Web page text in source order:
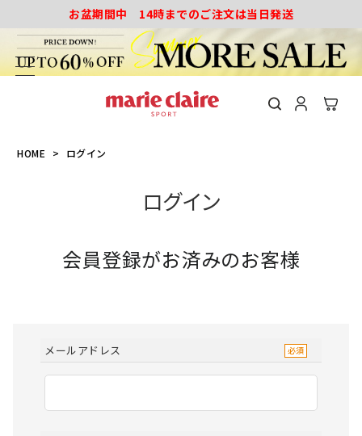
お盆期間中 14時までのご注文は当日発送
HOME ログイン
ログイン
会員登録がお済みのお客様
メールアドレス